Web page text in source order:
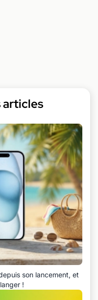
articles
son lancement, et
!